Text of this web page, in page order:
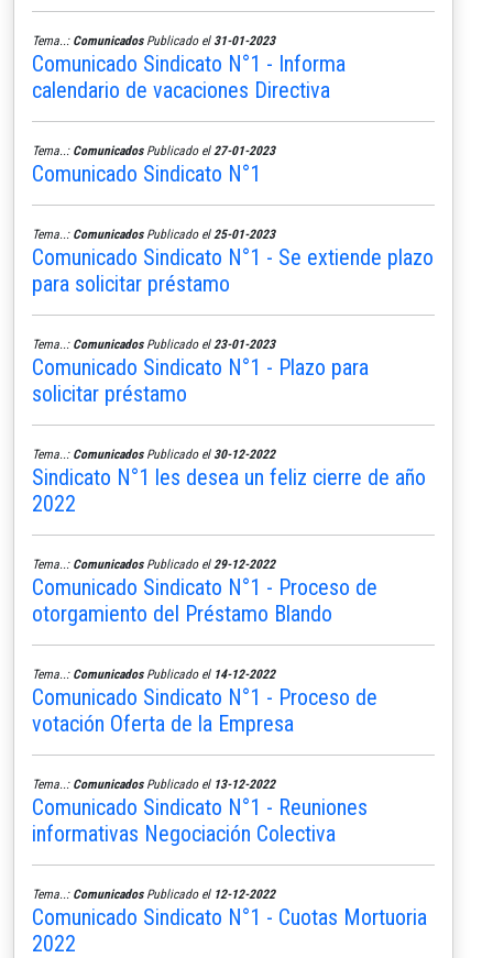
Tema..: ComunicadosPublicado el 31-01-2023
Comunicado Sindicato N°1 - Informa
calendario de vacaciones Directiva
Tema..: ComunicadosPublicado el 27-01-2023
Comunicado Sindicato N°1
Tema..: ComunicadosPublicado el 25-01-2023
Comunicado Sindicato N°1 - Se extiende plazo
para solicitar préstamo
Tema..: ComunicadosPublicado el 23-01-2023
Comunicado Sindicato N°1 - Plazo para
solicitar préstamo
Tema..: ComunicadosPublicado el 30-12-2022
Sindicato N°1 les desea un feliz cierre de año
2022
Tema..: ComunicadosPublicado el 29-12-2022
Comunicado Sindicato N°1 - Proceso de
otorgamiento del Préstamo Blando
Tema..: ComunicadosPublicado el 14-12-2022
Comunicado Sindicato N°1 - Proceso de
votación Oferta de la Empresa
Tema..: ComunicadosPublicado el 13-12-2022
Comunicado Sindicato N°1 - Reuniones
informativas Negociación Colectiva
Tema..: ComunicadosPublicado el 12-12-2022
Comunicado Sindicato N°1 - Cuotas Mortuoria
2022